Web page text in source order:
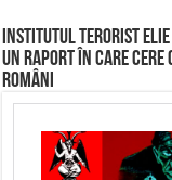
Institutul terorist Elie
un raport în care
români